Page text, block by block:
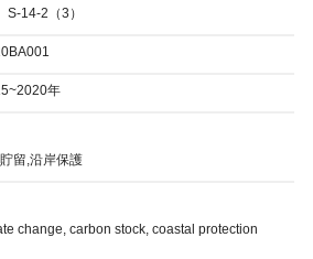
S-14-2（3）
年
留,沿岸保護
change, carbon stock, coastal protection